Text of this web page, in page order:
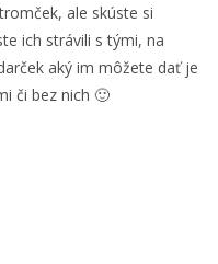
ale skúste si
ich strávili s tými, na
aký im môžete dať je
či bez nich 🙂